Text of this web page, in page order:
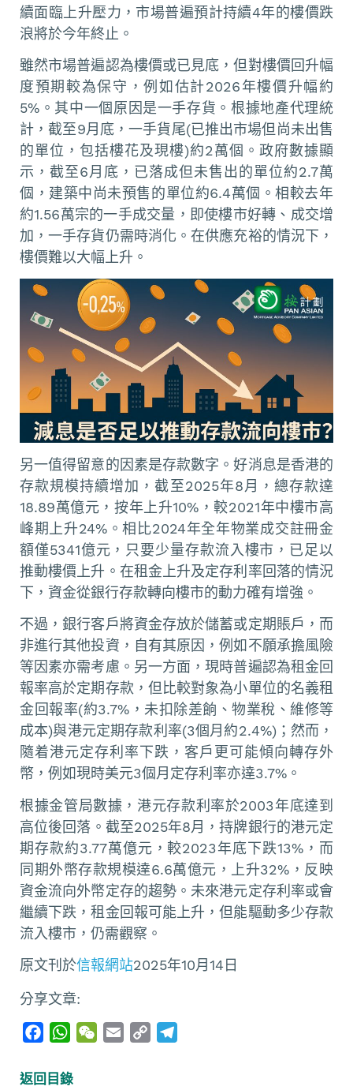
續面臨上升壓力，市場普遍預計持續4年的樓價跌
浪將於今年終止。
雖然市場普遍認為樓價或已見底，但對樓價回升幅
度預期較為保守，例如估計2026年樓價升幅約
5%。其中一個原因是一手存貨。根據地產代理統
計，截至9月底，一手貨尾(已推出市場但尚未出售
的單位，包括樓花及現樓)約2萬個。政府數據顯
示，截至6月底，已落成但未售出的單位約2.7萬
個，建築中尚未預售的單位約6.4萬個。相較去年
約1.56萬宗的一手成交量，即使樓市好轉、成交增
加，一手存貨仍需時消化。在供應充裕的情況下，
樓價難以大幅上升。
另一值得留意的因素是存款數字。好消息是香港的
存款規模持續增加，截至2025年8月，總存款達
18.89萬億元，按年上升10%，較2021年中樓市高
峰期上升24%。相比2024年全年物業成交註冊金
額僅5341億元，只要少量存款流入樓市，已足以
推動樓價上升。在租金上升及定存利率回落的情況
下，資金從銀行存款轉向樓市的動力確有增強。
不過，銀行客戶將資金存放於儲蓄或定期賬戶，而
非進行其他投資，自有其原因，例如不願承擔風險
等因素亦需考慮。另一方面，現時普遍認為租金回
報率高於定期存款，但比較對象為小單位的名義租
金回報率(約3.7%，未扣除差餉、物業稅、維修等
成本)與港元定期存款利率(3個月約2.4%)；然而，
隨着港元定存利率下跌，客戶更可能傾向轉存外
幣，例如現時美元3個月定存利率亦達3.7%。
根據金管局數據，港元存款利率於2003年底達到
高位後回落。截至2025年8月，持牌銀行的港元定
期存款約3.77萬億元，較2023年底下跌13%，而
同期外幣存款規模達6.6萬億元，上升32%，反映
資金流向外幣定存的趨勢。未來港元定存利率或會
繼續下跌，租金回報可能上升，但能驅動多少存款
流入樓市，仍需觀察。
原文刊於信報網站2025年10月14日
分享文章:
c
W
a
W
返回目錄